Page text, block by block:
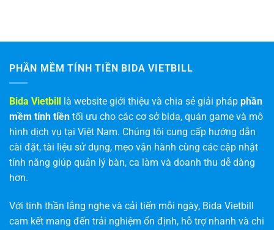
PHẦN MỀM TÍNH TIỀN BIDA VIETBILL
Bida Vietbill là website giới thiệu và chia sẻ giải pháp phần
mềm tính tiền tối ưu cho các cơ sở bida, quán game và mô
hình dịch vụ tại Việt Nam. Chúng tôi cung cấp hướng dẫn
cài đặt, tài liệu sử dụng, mẹo vận hành cùng các cập nhật
tính năng giúp quản lý bàn, ca làm và doanh thu dễ dàng
hơn.
Với tinh thần lắng nghe và cải tiến mỗi ngày, Bida Vietbill
cam kết mang đến trải nghiệm ổn định, hỗ trợ nhanh và chi